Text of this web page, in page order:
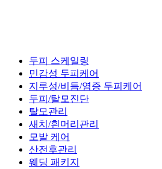
Close
Menu
두피 스케일링
민감성 두피케어
지루성/비듬/염증 두피케어
두피/탈모진단
탈모관리
새치/흰머리관리
모발 케어
산전후관리
웨딩 패키지